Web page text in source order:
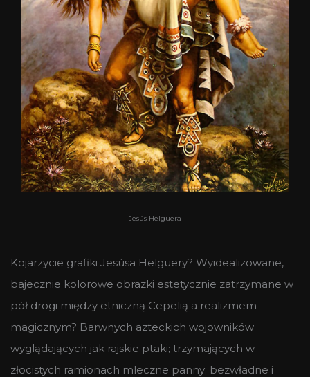
Jesús Helguera
Kojarzycie grafiki Jesúsa Helguery? Wyidealizowane,
bajecznie kolorowe obrazki estetycznie zatrzymane w
pół drogi między etniczną Cepelią a realizmem
magicznym? Barwnych azteckich wojowników
wyglądających jak rajskie ptaki; trzymających w
złocistych ramionach mleczne panny; bezwładne i